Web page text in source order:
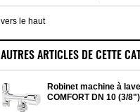
10mm réf. fab. 04
917 06 99
vers le haut
AUTRES ARTICLES DE CETTE
Robinet machine à
COMFORT DN 10 (3/8")